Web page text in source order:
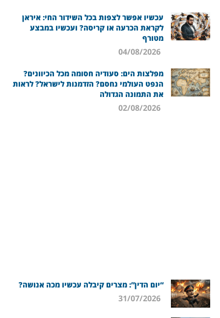
עכשיו אפשר לצפות בכל השידור החי: איראן
לקראת הכרעה או קריסה? ועכשיו במבצע
מטורף
מפלצות הים: סעודיה חסומה מכל הכיוונים?
הנפט העולמי נחסם? הזדמנות לישראל? לראות
את התמונה הגדולה
“יום הדין”: מצרים קיבלה עכשיו מכה אנושה?